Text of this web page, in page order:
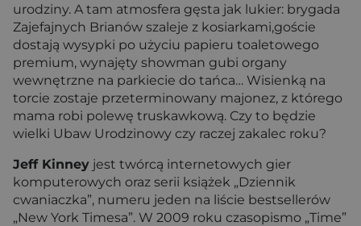
urodziny. A tam atmosfera gęsta jak lukier: brygada
Zajefajnych Brianów szaleje z kosiarkami,goście
dostają wysypki po użyciu papieru toaletowego
premium, wynajęty showman gubi organy
wewnętrzne na parkiecie do tańca… Wisienką na
torcie zostaje przeterminowany majonez, z którego
mama robi polewę truskawkową. Czy to będzie
wielki Ubaw Urodzinowy czy raczej zakalec roku?
Jeff Kinney jest twórcą internetowych gier
komputerowych oraz serii książek „Dziennik
cwaniaczka”, numeru jeden na liście bestsellerów
„New York Timesa”. W 2009 roku czasopismo „Time”